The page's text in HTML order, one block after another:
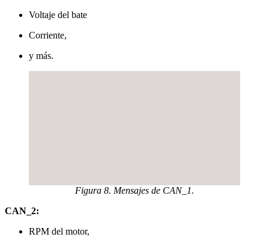
Voltaje del bate
Corriente,
y más.
Figura 8. Mensajes de CAN_1.
CAN_2:
RPM del motor,